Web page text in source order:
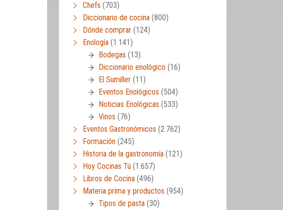
Chefs (703)
Diccionario de cocina (800)
Dónde comprar (124)
Enología (1.141)
Bodegas (13)
Diccionario enológico (16)
El Sumiller (11)
Eventos Enológicos (504)
Noticias Enológicas (533)
Vinos (76)
Eventos Gastronómicos (2.762)
Formación (245)
Historia de la gastronomía (121)
Hoy Cocinas Tú (1.657)
Libros de Cocina (496)
Materia prima y productos (954)
Tipos de pasta (30)